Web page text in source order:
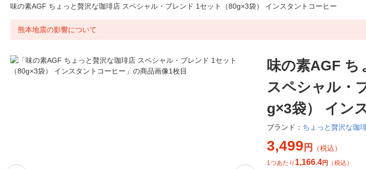
味の素AGF ちょっと贅沢な珈琲店 スペシャル・ブレンド 1セット（80g×3袋） インスタントコーヒー
熊本地震の影響について
味の素AGF ち
スペシャル・
g×3袋） イン
ブランド： ちょっと贅沢な珈
3,499 円 （税込）
1つあたり 1,166.4円 （税込）